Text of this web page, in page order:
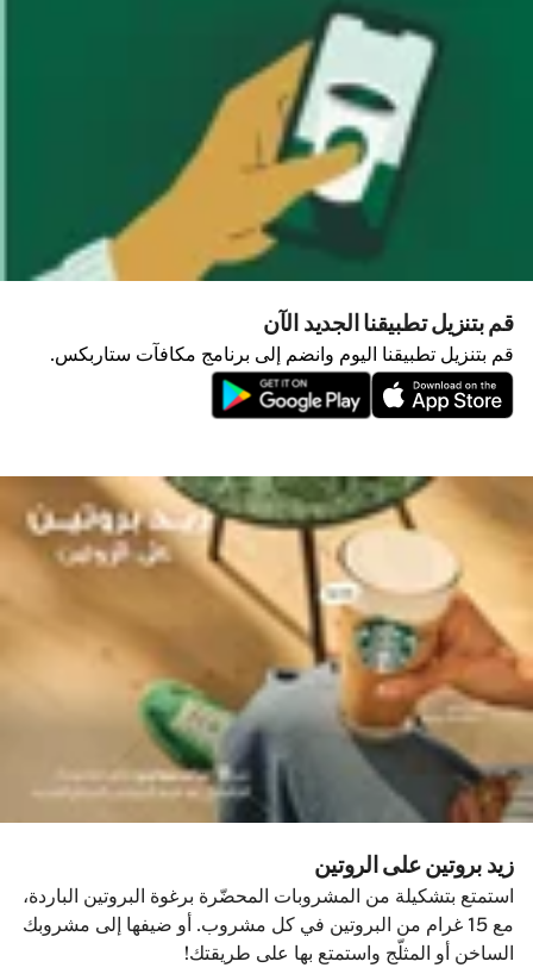
قم بتنزيل تطبيقنا الجديد الآن
قم بتنزيل تطبيقنا اليوم وانضم إلى برنامج مكافآت ستاربكس.
زيد بروتين على الروتين
استمتع بتشكيلة من المشروبات المحضّرة برغوة البروتين الباردة،
مع 15 غرام من البروتين في كل مشروب. أو ضيفها إلى مشروبك
الساخن أو المثلّج واستمتع بها على طريقتك!